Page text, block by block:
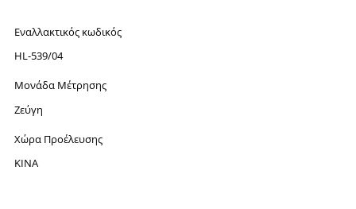
Εναλλακτικός κωδικός
HL-539/04
Μονάδα Μέτρησης
Ζεύγη
Χώρα Προέλευσης
ΚΙΝΑ